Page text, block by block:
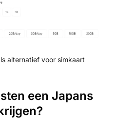
alternatief voor simkaart
een Japans